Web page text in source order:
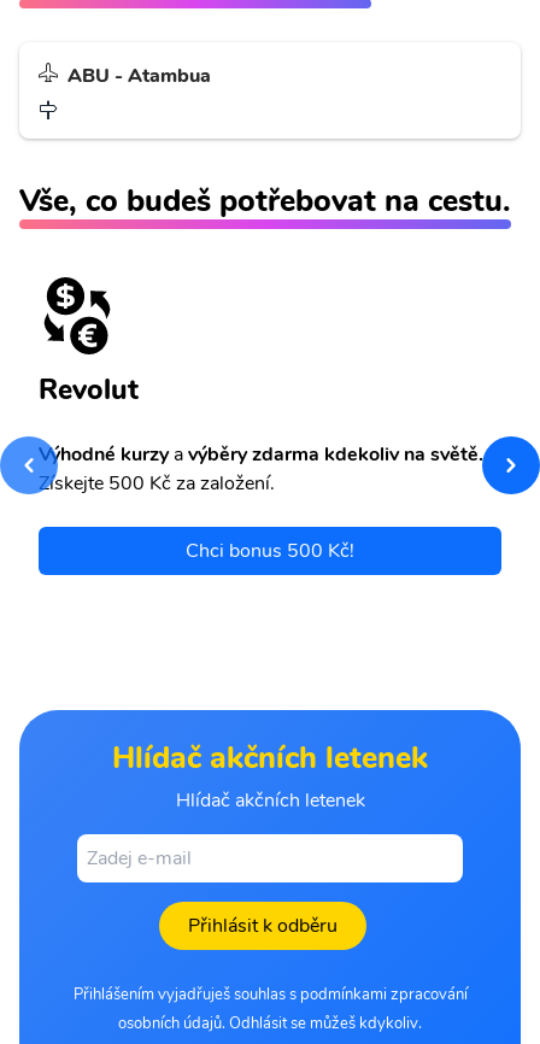
ABU - Atambua
Vše, co budeš potřebovat na cestu.
Revolut
Výhodné kurzyavýběry zdarma kdekoliv na světě.
Získejte 500 Kč za založení.
Chci bonus 500 Kč!
Hlídač akčních letenek
Hlídač akčních letenek
Přihlásit k odběru
Přihlášením vyjadřuješ souhlas s podmínkami zpracování
osobních údajů. Odhlásit se můžeš kdykoliv.